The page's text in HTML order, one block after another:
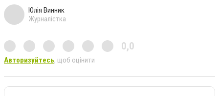
Юлія Винник
Журналістка
0,0
Авторизуйтесь, щоб оцінити